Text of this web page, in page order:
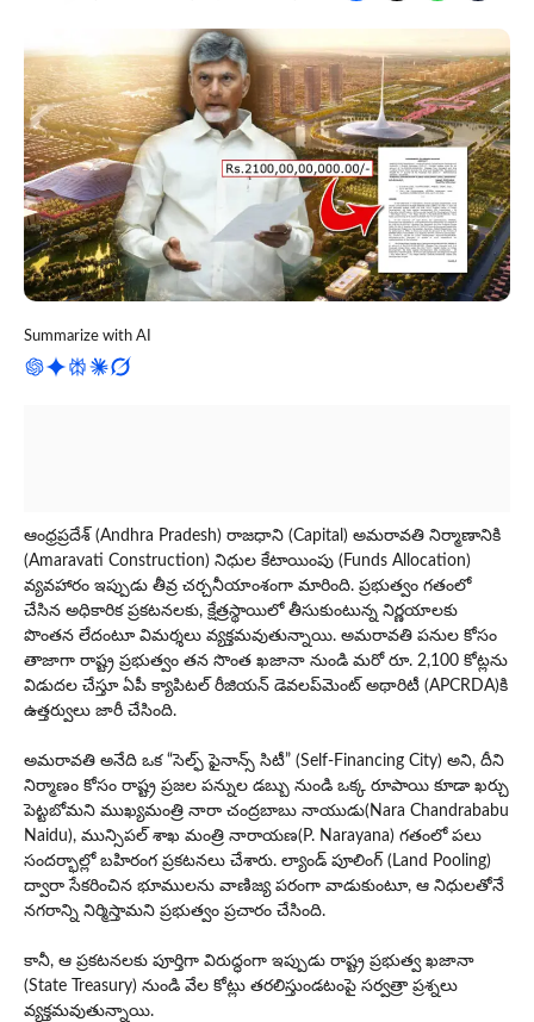
Summarize with AI
ఆంధ్రప్రదేశ్ (Andhra Pradesh) రాజధాని (Capital) అమరావతి నిర్మాణానికి
(Amaravati Construction) నిధుల కేటాయింపు (Funds Allocation)
వ్యవహారం ఇప్పుడు తీవ్ర చర్చనీయాంశంగా మారింది. ప్రభుత్వం గతంలో
చేసిన అధికారిక ప్రకటనలకు, క్షేత్రస్థాయిలో తీసుకుంటున్న నిర్ణయాలకు
పొంతన లేదంటూ విమర్శలు వ్యక్తమవుతున్నాయి. అమరావతి పనుల కోసం
తాజాగా రాష్ట్ర ప్రభుత్వం తన సొంత ఖజానా నుండి మరో రూ. 2,100 కోట్లను
విడుదల చేస్తూ ఏపీ క్యాపిటల్ రీజియన్ డెవలప్‌మెంట్ అథారిటీ (APCRDA)కి
ఉత్తర్వులు జారీ చేసింది.
అమరావతి అనేది ఒక “సెల్ఫ్ ఫైనాన్స్ సిటీ” (Self-Financing City) అని, దీని
నిర్మాణం కోసం రాష్ట్ర ప్రజల పన్నుల డబ్బు నుండి ఒక్క రూపాయి కూడా ఖర్చు
పెట్టబోమని ముఖ్యమంత్రి నారా చంద్రబాబు నాయుడు(Nara Chandrababu
Naidu), మున్సిపల్ శాఖ మంత్రి నారాయణ(P. Narayana) గతంలో పలు
సందర్భాల్లో బహిరంగ ప్రకటనలు చేశారు. ల్యాండ్ పూలింగ్ (Land Pooling)
ద్వారా సేకరించిన భూములను వాణిజ్య పరంగా వాడుకుంటూ, ఆ నిధులతోనే
నగరాన్ని నిర్మిస్తామని ప్రభుత్వం ప్రచారం చేసింది.
కానీ, ఆ ప్రకటనలకు పూర్తిగా విరుద్ధంగా ఇప్పుడు రాష్ట్ర ప్రభుత్వ ఖజానా
(State Treasury) నుండి వేల కోట్లు తరలిస్తుండటంపై సర్వత్రా ప్రశ్నలు
వ్యక్తమవుతున్నాయి.